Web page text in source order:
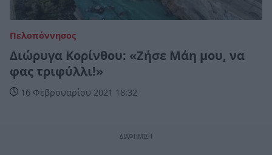
Πελοπόννησος
Διώρυγα Κορίνθου: «Ζήσε Μάη μου, να
φας τριφύλλι!»
16 Φεβρουαρίου 2021 18:32